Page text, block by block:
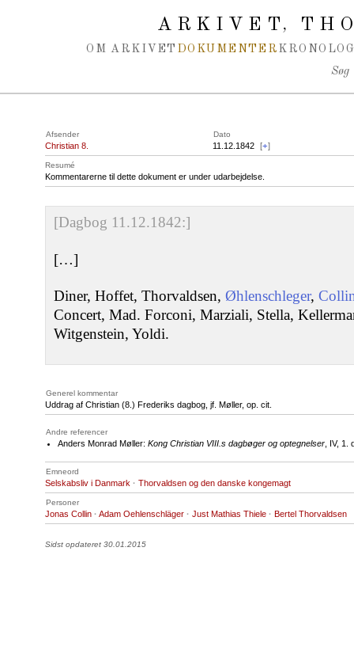
ARKIVET,
OM ARKIVET DOKUMENTER
Søg
Afsender Dato
Christian 8. 11.12.1842 [+]
Resumé
Kommentarerne til dette dokument er under udarbejdelse.
[Dagbog 11.12.1842:]
[…]
Diner, Hoffet, Thorvaldsen, Øhlenschleger,
Concert, Mad. Forconi, Marziali, Stella,
Witgenstein, Yoldi.
Generel kommentar
Uddrag af Christian (8.) Frederiks dagbog, jf. Møller, op. cit.
Andre referencer
Anders Monrad Møller: Kong Christian VIII.s dagbøger og optegnelser , IV,
Emneord
Selskabsliv i Danmark · Thorvaldsen og den danske kongemagt
Personer
Jonas Collin · Adam Oehlenschläger · Just Mathias Thiele · Bertel Thorvaldsen
Sidst opdateret 30.01.2015